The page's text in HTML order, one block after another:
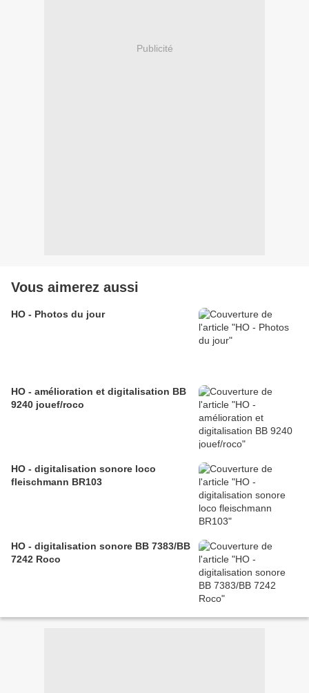
Publicité
Vous aimerez aussi
HO - Photos du jour
HO - amélioration et digitalisation BB
9240 jouef/roco
HO - digitalisation sonore loco
fleischmann BR103
HO - digitalisation sonore BB 7383/BB
7242 Roco